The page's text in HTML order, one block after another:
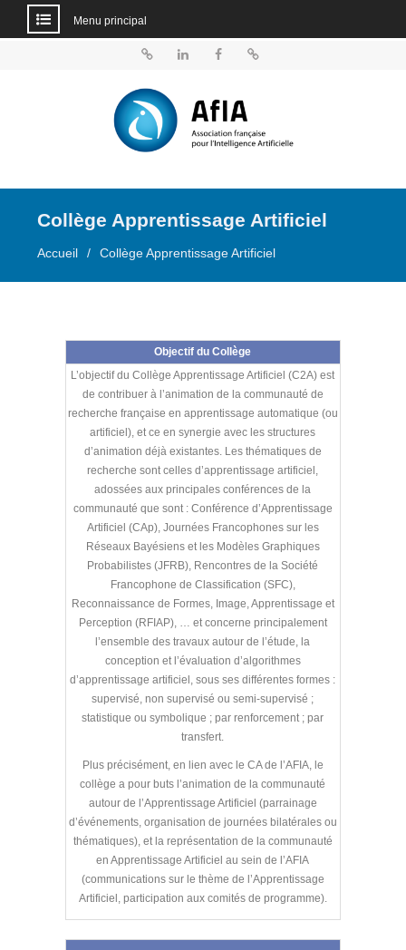
Menu principal
Collège Apprentissage Artificiel
Accueil Collège Apprentissage Artificiel
Objectif du Collège
L’objectif du Collège Apprentissage Artificiel (C2A) est
de contribuer à l’animation de la communauté de
recherche française en apprentissage automatique (ou
artificiel), et ce en synergie avec les structures
d’animation déjà existantes. Les thématiques de
recherche sont celles d’apprentissage artificiel,
adossées aux principales conférences de la
communauté que sont : Conférence d’Apprentissage
Artificiel (CAp), Journées Francophones sur les
Réseaux Bayésiens et les Modèles Graphiques
Probabilistes (JFRB), Rencontres de la Société
Francophone de Classification (SFC),
Reconnaissance de Formes, Image, Apprentissage et
Perception (RFIAP), … et concerne principalement
l’ensemble des travaux autour de l’étude, la
conception et l’évaluation d’algorithmes
d’apprentissage artificiel, sous ses différentes formes :
supervisé, non supervisé ou semi-supervisé ;
statistique ou symbolique ; par renforcement ; par
transfert.
Plus précisément, en lien avec le CA de l’AFIA, le
collège a pour buts l’animation de la communauté
autour de l’Apprentissage Artificiel (parrainage
d’événements, organisation de journées bilatérales ou
thématiques), et la représentation de la communauté
en Apprentissage Artificiel au sein de l’AFIA
(communications sur le thème de l’Apprentissage
Artificiel, participation aux comités de programme).